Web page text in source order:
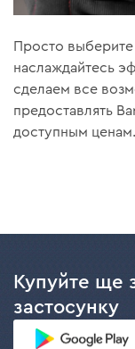
Просто
наслаждайтесь
сделаем все
предоставлять
доступным ценам.
Купуйте ще
застосунку